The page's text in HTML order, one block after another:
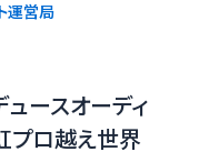
運営局
ースオーディ
プロ越え世界